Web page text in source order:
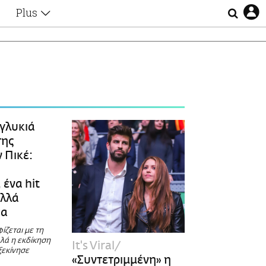
Plus
Οι Αθηναίοι
Lgbtqi+
Πικέ:
ένα hit
με τη
η εκδίκηση
It's Viral
«Συντετριμμένη» η